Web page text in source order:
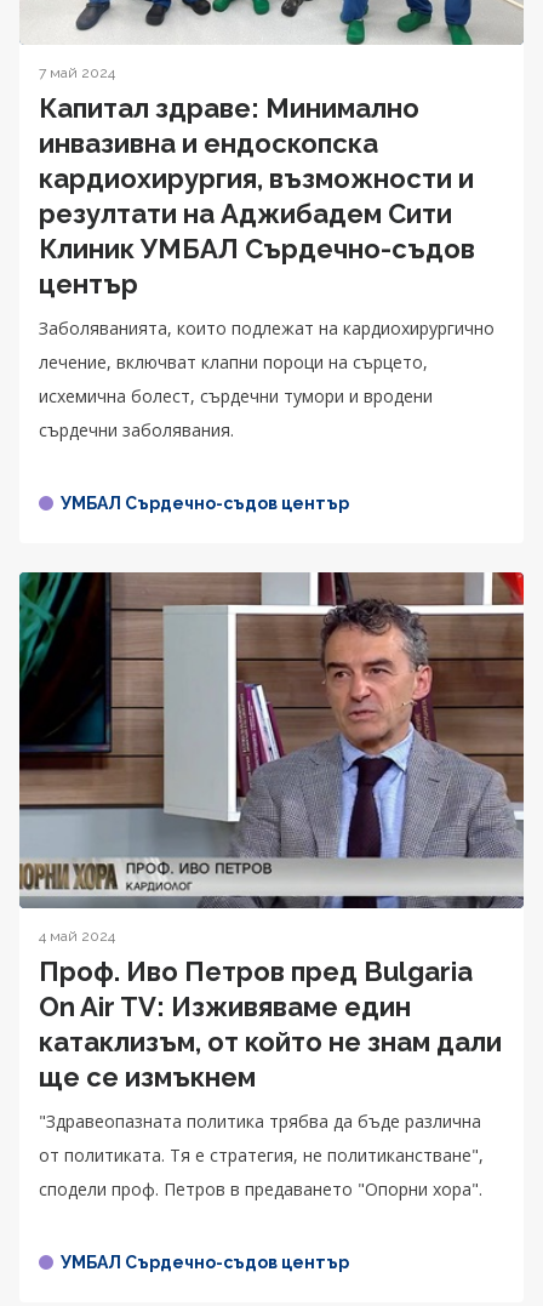
7 май 2024
Капитал здраве: Минимално
инвазивна и ендоскопска
кардиохирургия, възможности и
резултати на Аджибадем Сити
Клиник УМБАЛ Сърдечно-съдов
център
Заболяванията, които подлежат на кардиохирургично
лечение, включват клапни пороци на сърцето,
исхемична болест, сърдечни тумори и вродени
сърдечни заболявания.
УМБАЛ Сърдечно-съдов център
4 май 2024
Проф. Иво Петров пред Bulgaria
On Air TV: Изживяваме един
катаклизъм, от който не знам дали
ще се измъкнем
"Здравеопазната политика трябва да бъде различна
от политиката. Тя е стратегия, не политиканстване",
сподели проф. Петров в предаването "Опорни хора".
УМБАЛ Сърдечно-съдов център